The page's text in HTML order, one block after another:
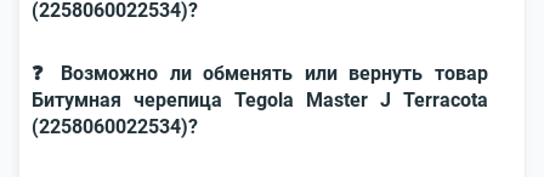
(2258060022534)?
❓ Возможно ли обменять или вернуть товар
Битумная черепица Tegola Master J Terracota
(2258060022534)?